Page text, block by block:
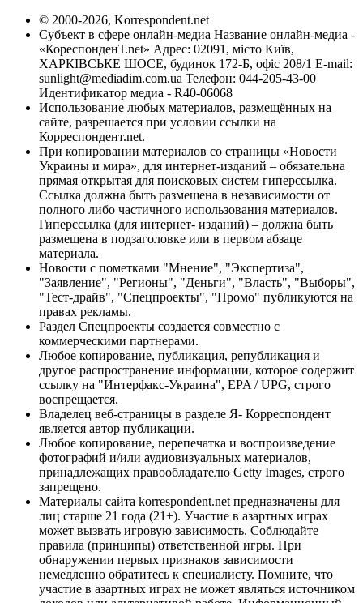
© 2000-2026, Korrespondent.net
Субъект в сфере онлайн-медиа Название онлайн-медиа -
«КореспонденТ.net» Адрес: 02091, місто Київ,
ХАРКІВСЬКЕ ШОСЕ, будинок 172-Б, офіс 208/1 E-mail:
sunlight@mediadim.com.ua Телефон: 044-205-43-00
Идентификатор медиа - R40-06068
Использование любых материалов, размещённых на
сайте, разрешается при условии ссылки на
Корреспондент.net.
При копировании материалов со страницы «Новости
Украины и мира», для интернет-изданий – обязательна
прямая открытая для поисковых систем гиперссылка.
Ссылка должна быть размещена в независимости от
полного либо частичного использования материалов.
Гиперссылка (для интернет- изданий) – должна быть
размещена в подзаголовке или в первом абзаце
материала.
Новости с пометками "Мнение", "Экспертиза",
"Заявление", "Регионы", "Деньги", "Власть", "Выборы",
"Тест-драйв", "Спецпроекты", "Промо" публикуются на
правах рекламы.
Раздел Спецпроекты создается совместно с
коммерческими партнерами.
Любое копирование, публикация, републикация и
другое распространение информации, которое содержит
ссылку на "Интерфакс-Украина", EPA / UPG, строго
воспрещается.
Владелец веб-страницы в разделе Я- Корреспондент
является автор публикации.
Любое копирование, перепечатка и воспроизведение
фотографий и/или аудиовизуальных материалов,
принадлежащих правообладателю Getty Images, строго
запрещено.
Материалы сайта korrespondent.net предназначены для
лиц старше 21 года (21+). Участие в азартных играх
может вызвать игровую зависимость. Соблюдайте
правила (принципы) ответственной игры. При
обнаружении первых признаков зависимости
немедленно обратитесь к специалисту. Помните, что
участие в азартных играх не может являться источником